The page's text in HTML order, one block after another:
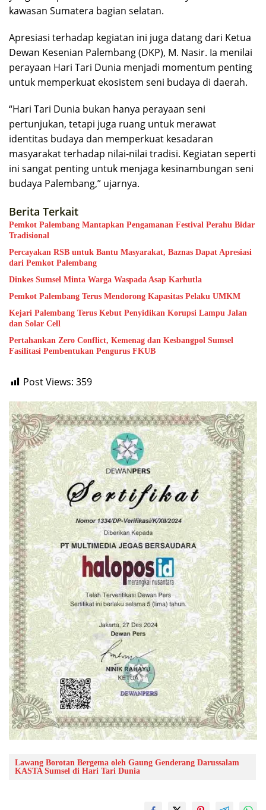
kawasan Sumatera bagian selatan.
Apresiasi terhadap kegiatan ini juga datang dari Ketua
Dewan Kesenian Palembang (DKP), M. Nasir. Ia menilai
perayaan Hari Tari Dunia menjadi momentum penting
untuk memperkuat ekosistem seni budaya di daerah.
“Hari Tari Dunia bukan hanya perayaan seni
pertunjukan, tetapi juga ruang untuk merawat
identitas budaya dan memperkuat kesadaran
masyarakat terhadap nilai-nilai tradisi. Kegiatan seperti
ini sangat penting untuk menjaga kesinambungan seni
budaya Palembang,” ujarnya.
Berita Terkait
Pemkot Palembang Mantapkan Pengamanan Festival Perahu Bidar
Tradisional
Percayakan RSB untuk Bantu Masyarakat, Baznas Dapat Apresiasi
dari Pemkot Palembang
Dinkes Sumsel Minta Warga Waspada Asap Karhutla
Pemkot Palembang Terus Mendorong Kapasitas Pelaku UMKM
Kejari Palembang Terus Kebut Penyidikan Korupsi Lampu Jalan
dan Solar Cell
Pertahankan Zero Conflict, Kemenag dan Kesbangpol Sumsel
Fasilitasi Pembentukan Pengurus FKUB
Post Views: 359
Lawang Borotan Bergema oleh Gaung Genderang Darussalam
KASTA Sumsel di Hari Tari Dunia